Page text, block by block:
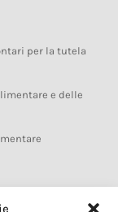
per la tutela
e delle